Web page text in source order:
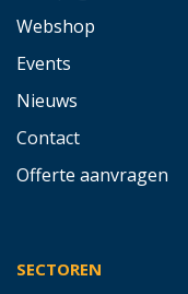
Webshop
Events
Nieuws
Contact
Offerte aanvragen
SECTOREN